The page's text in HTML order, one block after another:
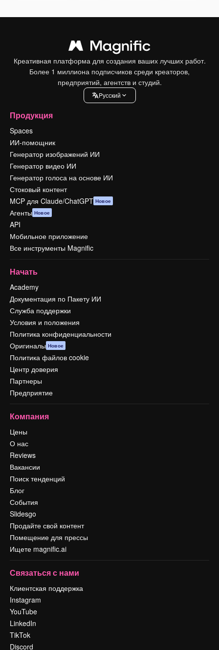
Креативная платформа для создания ваших лучших работ.
Более 1 миллиона подписчиков среди креаторов,
предприятий, агентств и студий.
Pусский
Продукция
Spaces
ИИ-помощник
Генератор изображений ИИ
Генератор видео ИИ
Генератор голоса на основе ИИ
Стоковый контент
MCP для Claude/ChatGPT Новое
Агенты Новое
API
Мобильное приложение
Все инструменты Magnific
Начать
Academy
Документация по Пакету ИИ
Служба поддержки
Условия и положения
Политика конфиденциальности
Оригиналы Новое
Политика файлов cookie
Центр доверия
Партнеры
Предприятие
Компания
Цены
О нас
Reviews
Вакансии
Поиск тенденций
Блог
События
Slidesgo
Продайте свой контент
Помещение для прессы
Ищете magnific.ai
Связаться с нами
Клиентская поддержка
Instagram
YouTube
LinkedIn
TikTok
Discord